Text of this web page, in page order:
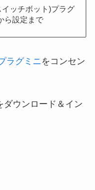
ッチボット)プラグ
ら設定まで
ラグミニをコンセン
ダウンロード＆イン